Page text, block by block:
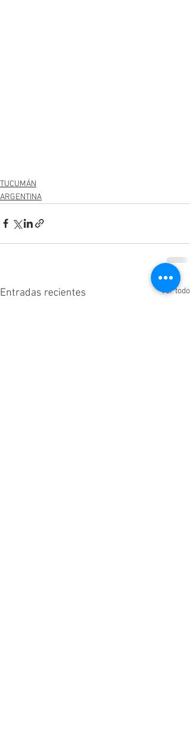
TUCUMÁN
ARGENTINA
Entradas recientes Ver todo